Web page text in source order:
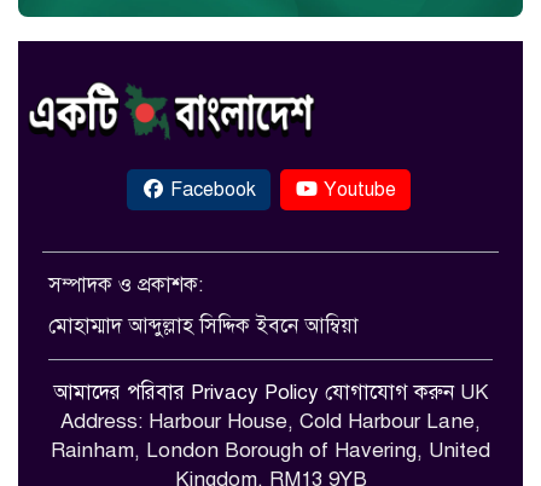
Facebook Youtube
সম্পাদক ও প্রকাশক:
মোহাম্মাদ আব্দুল্লাহ সিদ্দিক ইবনে আম্বিয়া
আমাদের পরিবার Privacy Policy যোগাযোগ করুনUK
Address: Harbour House, Cold Harbour Lane,
Rainham, London Borough of Havering, United
Kingdom. RM13 9YB